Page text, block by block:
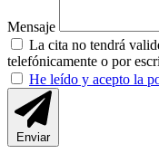
Mensaje
La cita no tendrá
telefónicamente o por
He leído y acepto la
Enviar